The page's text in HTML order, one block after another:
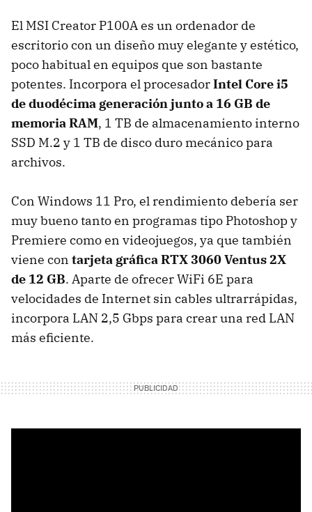
El MSI Creator P100A es un ordenador de
escritorio con un diseño muy elegante y estético,
poco habitual en equipos que son bastante
potentes. Incorpora el procesadorIntel Core i5
de duodécima generación junto a 16 GB de
memoria RAM, 1 TB de almacenamiento interno
SSD M.2 y 1 TB de disco duro mecánico para
archivos.
Con Windows 11 Pro, el rendimiento debería ser
muy bueno tanto en programas tipo Photoshop y
Premiere como en videojuegos, ya que también
viene con tarjeta gráfica RTX 3060 Ventus 2X
de 12 GB. Aparte de ofrecer WiFi 6E para
velocidades de Internet sin cables ultrarrápidas,
incorpora LAN 2,5 Gbps para crear una red LAN
más eficiente.